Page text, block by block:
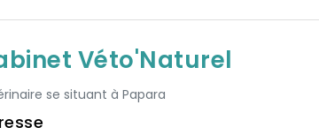
Véto'Naturel
se situant à Papara